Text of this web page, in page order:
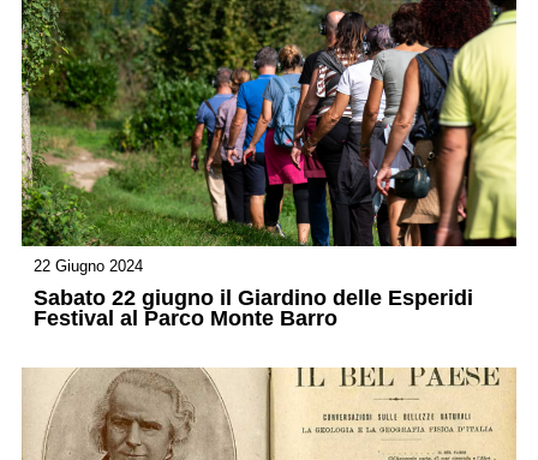
22 Giugno 2024
Sabato 22 giugno il Giardino delle Esperidi
Festival al Parco Monte Barro